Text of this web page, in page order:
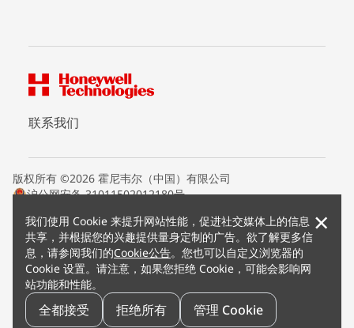
我们使用 Cookie 来提升网站性能，促进社交媒体上的信息
共享，并根据您的兴趣提供量身定制的广告。欲了解更多信
息，请参阅我们的Cookie公告。您也可以自定义浏览器的
Cookie 设置。请注意，如果您拒绝 Cookie，可能会影响网
站功能和性能。
全都接受 拒绝所有 管理 Cookie
×
联系我们
版权所有 ©2026 霍尼韦尔（中国）有限公司
沪公网安备 31011502012180号
条款条约
隐私声明
您的隐私选项
霍尼韦尔科技Cookie通知
退订
漏洞报告